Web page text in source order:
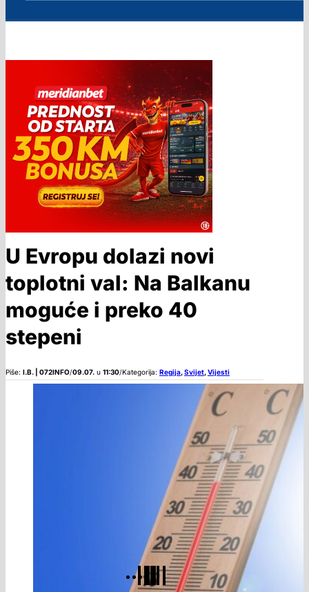
U Evropu dolazi novi
toplotni val: Na Balkanu
moguće i preko 40
stepeni
Piše: I.B. | 072INFO/09.07. u 11:30/Kategorija: Regija,Svijet,Vijesti